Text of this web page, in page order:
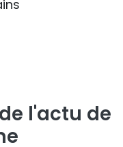
l'actu de